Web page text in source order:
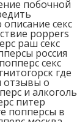
побочной
секс
poppers
раш секс
россия
секс
где
отзывы о
и алкоголь
питер
попперсы в